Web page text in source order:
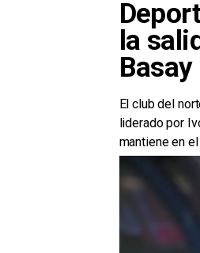
la
Basay
​El club del
liderado por
mantiene en